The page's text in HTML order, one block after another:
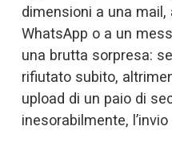
dimensioni a una
WhatsApp o a un
una brutta sorpresa:
rifiutato subito,
upload di un paio di
inesorabilmente,